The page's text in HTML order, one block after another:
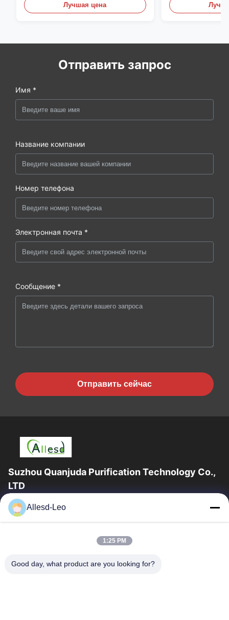
Лучшая цена
Отправить запрос
Имя *
Название компании
Номер телефона
Электронная почта *
Сообщение *
Отправить сейчас
Suzhou Quanjuda Purification Technology Co.,
LTD
опыт 16years, как ведущие изготовитель и экспортер ESD &
продуктов чистой комнаты, мы предлагаем полную
Дом
Продукты
Allesd-Leo
1:25 PM
Good day, what product are you looking for?